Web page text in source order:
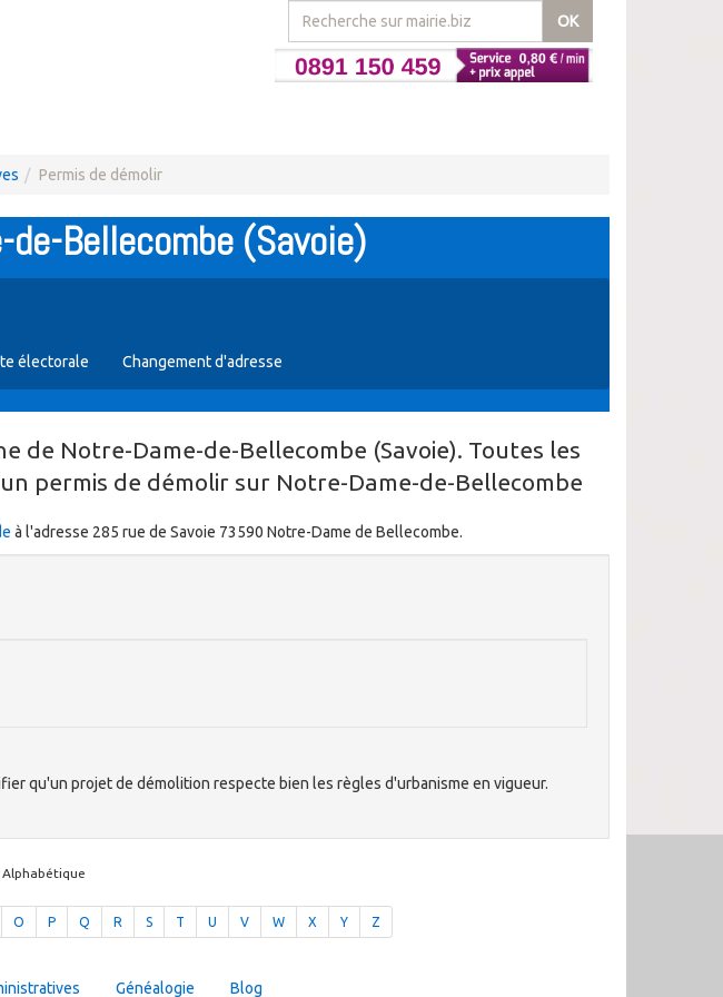
OK
Permis de démolir
de-Bellecombe (Savoie)
électorale Changement d'adresse
de Notre-Dame-de-Bellecombe (Savoie). Toutes les
permis de démolir sur Notre-Dame-de-Bellecombe
à l'adresse 285 rue de Savoie 73590 Notre-Dame de Bellecombe.
qu'un projet de démolition respecte bien les règles d'urbanisme en vigueur.
O P Q R S T U V W X Y Z
Généalogie Blog